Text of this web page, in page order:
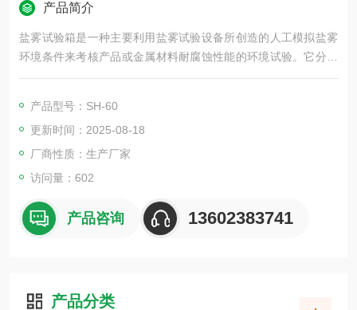
产品简介
盐雾试验箱是一种主要利用盐雾试验设备所创造的人工模拟盐雾
环境条件来考核产品或金属材料耐腐蚀性能的环境试验。它分为
二大类，一类为天然环境暴露试验，另一类为人工加速模拟盐雾
的试验设备
产品型号：SH-60
更新时间：2025-08-18
厂商性质：生产厂家
访问量：602
产品咨询 13602383741
产品分类